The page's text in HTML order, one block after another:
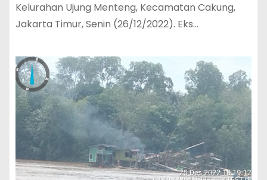
Kelurahan Ujung Menteng, Kecamatan Cakung,
Jakarta Timur, Senin (26/12/2022). Eks…